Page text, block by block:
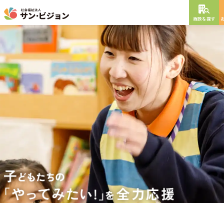
施設を探す
NEW OPEN
年
特別養護老人ホーム
短期入所生活介護
グレイスフル砧公園
東京都世田谷区大蔵 3丁目4番12号